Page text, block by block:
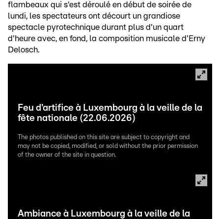
flambeaux qui s'est déroulé en début de soirée de
lundi, les spectateurs ont décourt un grandiose
spectacle pyrotechnique durant plus d'un quart
d'heure avec, en fond, la composition musicale d'Erny
Delosch.
Feu d'artifice à Luxembourg à la veille de la
fête nationale (22.06.2026)
The photos published on this site are subject to copyright and
may not be copied, modified, or sold without the prior permission
of the owner of the site in question.
Ambiance à Luxembourg à la veille de la